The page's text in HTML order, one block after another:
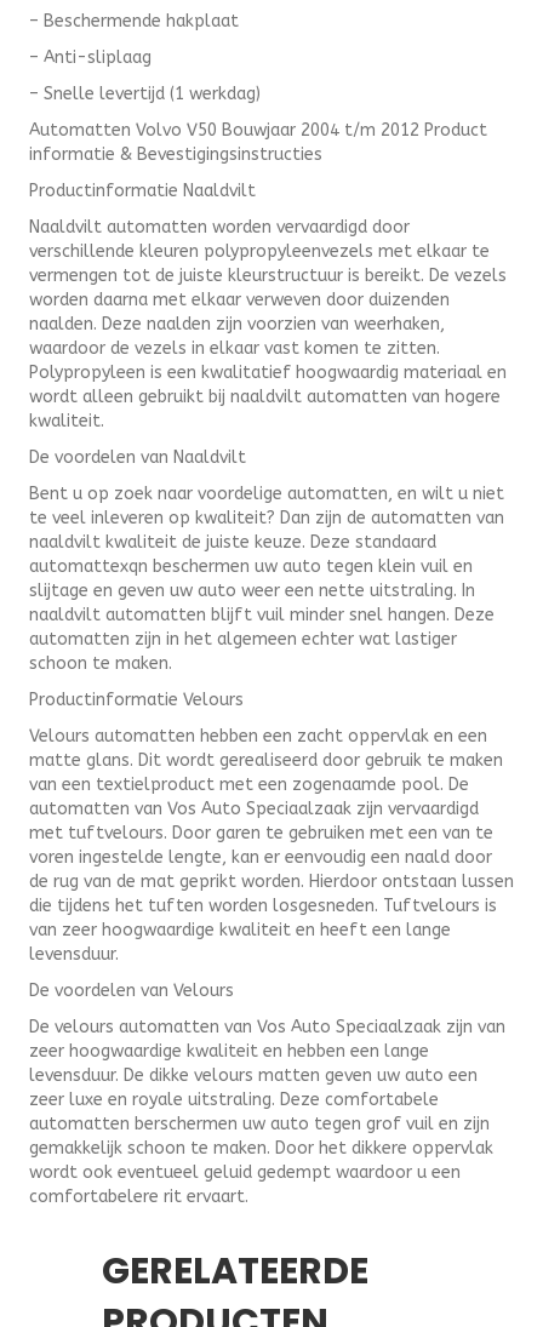
– Beschermende hakplaat
– Anti-sliplaag
– Snelle levertijd (1 werkdag)
Automatten Volvo V50 Bouwjaar 2004 t/m 2012 Product
informatie & Bevestigingsinstructies
Productinformatie Naaldvilt
Naaldvilt automatten worden vervaardigd door
verschillende kleuren polypropyleenvezels met elkaar te
vermengen tot de juiste kleurstructuur is bereikt. De vezels
worden daarna met elkaar verweven door duizenden
naalden. Deze naalden zijn voorzien van weerhaken,
waardoor de vezels in elkaar vast komen te zitten.
Polypropyleen is een kwalitatief hoogwaardig materiaal en
wordt alleen gebruikt bij naaldvilt automatten van hogere
kwaliteit.
De voordelen van Naaldvilt
Bent u op zoek naar voordelige automatten, en wilt u niet
te veel inleveren op kwaliteit? Dan zijn de automatten van
naaldvilt kwaliteit de juiste keuze. Deze standaard
automattexqn beschermen uw auto tegen klein vuil en
slijtage en geven uw auto weer een nette uitstraling. In
naaldvilt automatten blijft vuil minder snel hangen. Deze
automatten zijn in het algemeen echter wat lastiger
schoon te maken.
Productinformatie Velours
Velours automatten hebben een zacht oppervlak en een
matte glans. Dit wordt gerealiseerd door gebruik te maken
van een textielproduct met een zogenaamde pool. De
automatten van Vos Auto Speciaalzaak zijn vervaardigd
met tuftvelours. Door garen te gebruiken met een van te
voren ingestelde lengte, kan er eenvoudig een naald door
de rug van de mat geprikt worden. Hierdoor ontstaan lussen
die tijdens het tuften worden losgesneden. Tuftvelours is
van zeer hoogwaardige kwaliteit en heeft een lange
levensduur.
De voordelen van Velours
De velours automatten van Vos Auto Speciaalzaak zijn van
zeer hoogwaardige kwaliteit en hebben een lange
levensduur. De dikke velours matten geven uw auto een
zeer luxe en royale uitstraling. Deze comfortabele
automatten berschermen uw auto tegen grof vuil en zijn
gemakkelijk schoon te maken. Door het dikkere oppervlak
wordt ook eventueel geluid gedempt waardoor u een
comfortabelere rit ervaart.
GERELATEERDE